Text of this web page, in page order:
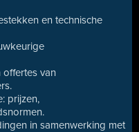
en technische
van
prijzen,
in samenwerking met